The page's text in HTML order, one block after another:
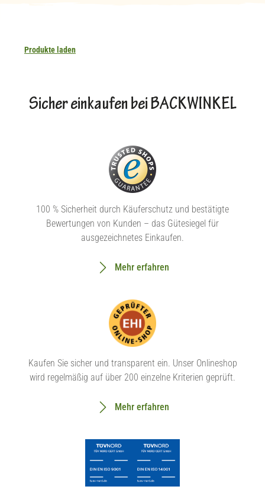
Produkte laden
Sicher einkaufen bei BACKWINKEL
100 % Sicherheit durch Käuferschutz und bestätigte
Bewertungen von Kunden – das Gütesiegel für
ausgezeichnetes Einkaufen.
Mehr erfahren
Kaufen Sie sicher und transparent ein. Unser Onlineshop
wird regelmäßig auf über 200 einzelne Kriterien geprüft.
Mehr erfahren